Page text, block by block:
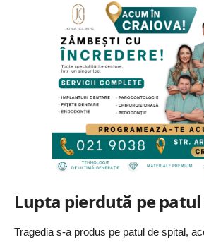
Lupta pierdută pe
Tragedia s-a produs pe patul de spital,